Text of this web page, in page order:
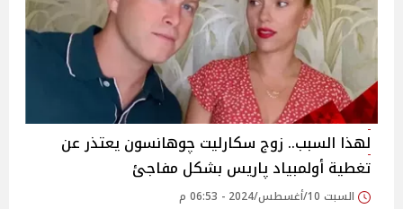
لهذا السبب.. زوج سكارليت چوهانسون يعتذر عن
تغطية أولمبياد پاريس بشكل مفاجئ
السبت 10/أغسطس/2024 - 06:53 م